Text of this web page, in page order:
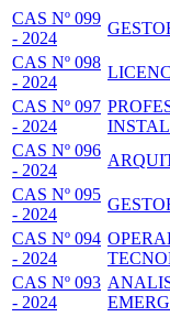
CAS Nº 099
- 2024
CAS Nº 098
- 2024
CAS Nº 097
- 2024
CAS Nº 096
- 2024
CAS Nº 095
- 2024
CAS Nº 094
- 2024
CAS Nº 093
- 2024